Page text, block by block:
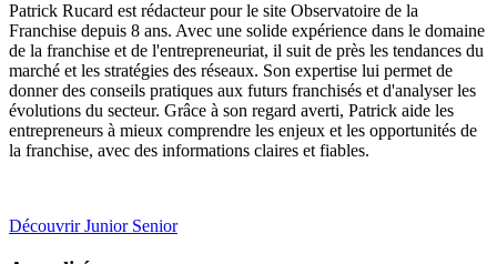
Patrick Rucard est rédacteur pour le site Observatoire de la
Franchise depuis 8 ans. Avec une solide expérience dans le domaine
de la franchise et de l'entrepreneuriat, il suit de près les tendances du
marché et les stratégies des réseaux. Son expertise lui permet de
donner des conseils pratiques aux futurs franchisés et d'analyser les
évolutions du secteur. Grâce à son regard averti, Patrick aide les
entrepreneurs à mieux comprendre les enjeux et les opportunités de
la franchise, avec des informations claires et fiables.
Découvrir Junior Senior